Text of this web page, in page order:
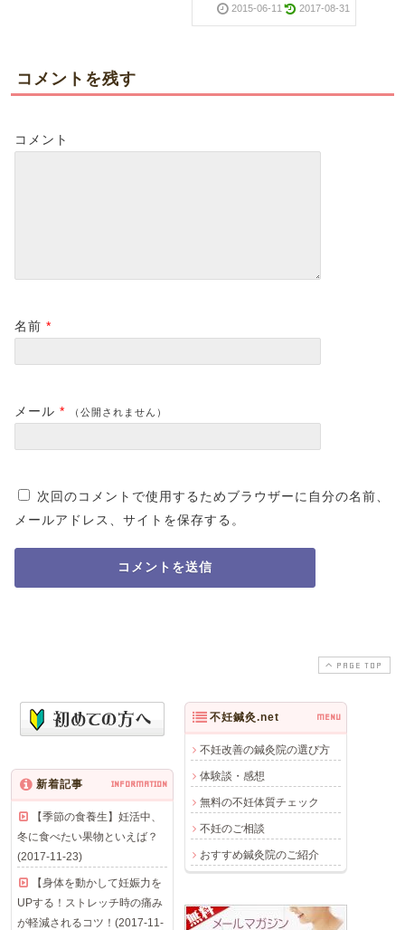
2015-06-11 2017-08-31
コメントを残す
コメント
名前 *
メール * （公開されません）
次回のコメントで使用するためブラウザーに自分の名前、
メールアドレス、サイトを保存する。
PAGE TOP
不妊鍼灸.net MENU
不妊改善の鍼灸院の選び方
体験談・感想
無料の不妊体質チェック
不妊のご相談
おすすめ鍼灸院のご紹介
新着記事 INFORMATION
【季節の食養生】妊活中、
冬に食べたい果物といえば？
(2017-11-23)
【身体を動かして妊娠力を
UPする！ストレッチ時の痛み
が軽減されるコツ！(2017-11-